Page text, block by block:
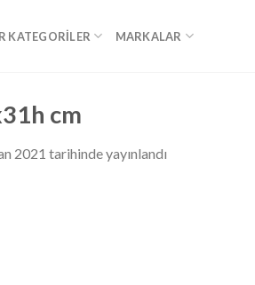
KATEGORILER MARKALAR
cm
2021 tarihinde yayınlandı